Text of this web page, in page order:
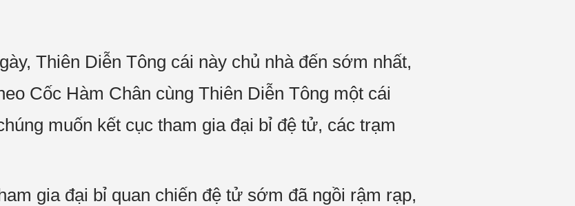
Thiên Diễn Tông cái này chủ nhà đến sớm nhất,
Cốc Hàm Chân cùng Thiên Diễn Tông một cái
muốn kết cục tham gia đại bỉ đệ tử, các trạm
gia đại bỉ quan chiến đệ tử sớm đã ngồi rậm rạp,